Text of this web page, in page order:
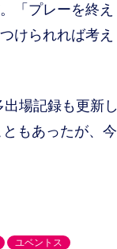
「プレーを終え
けられれば考え
場記録も更新し
もあったが、今
ユベントス